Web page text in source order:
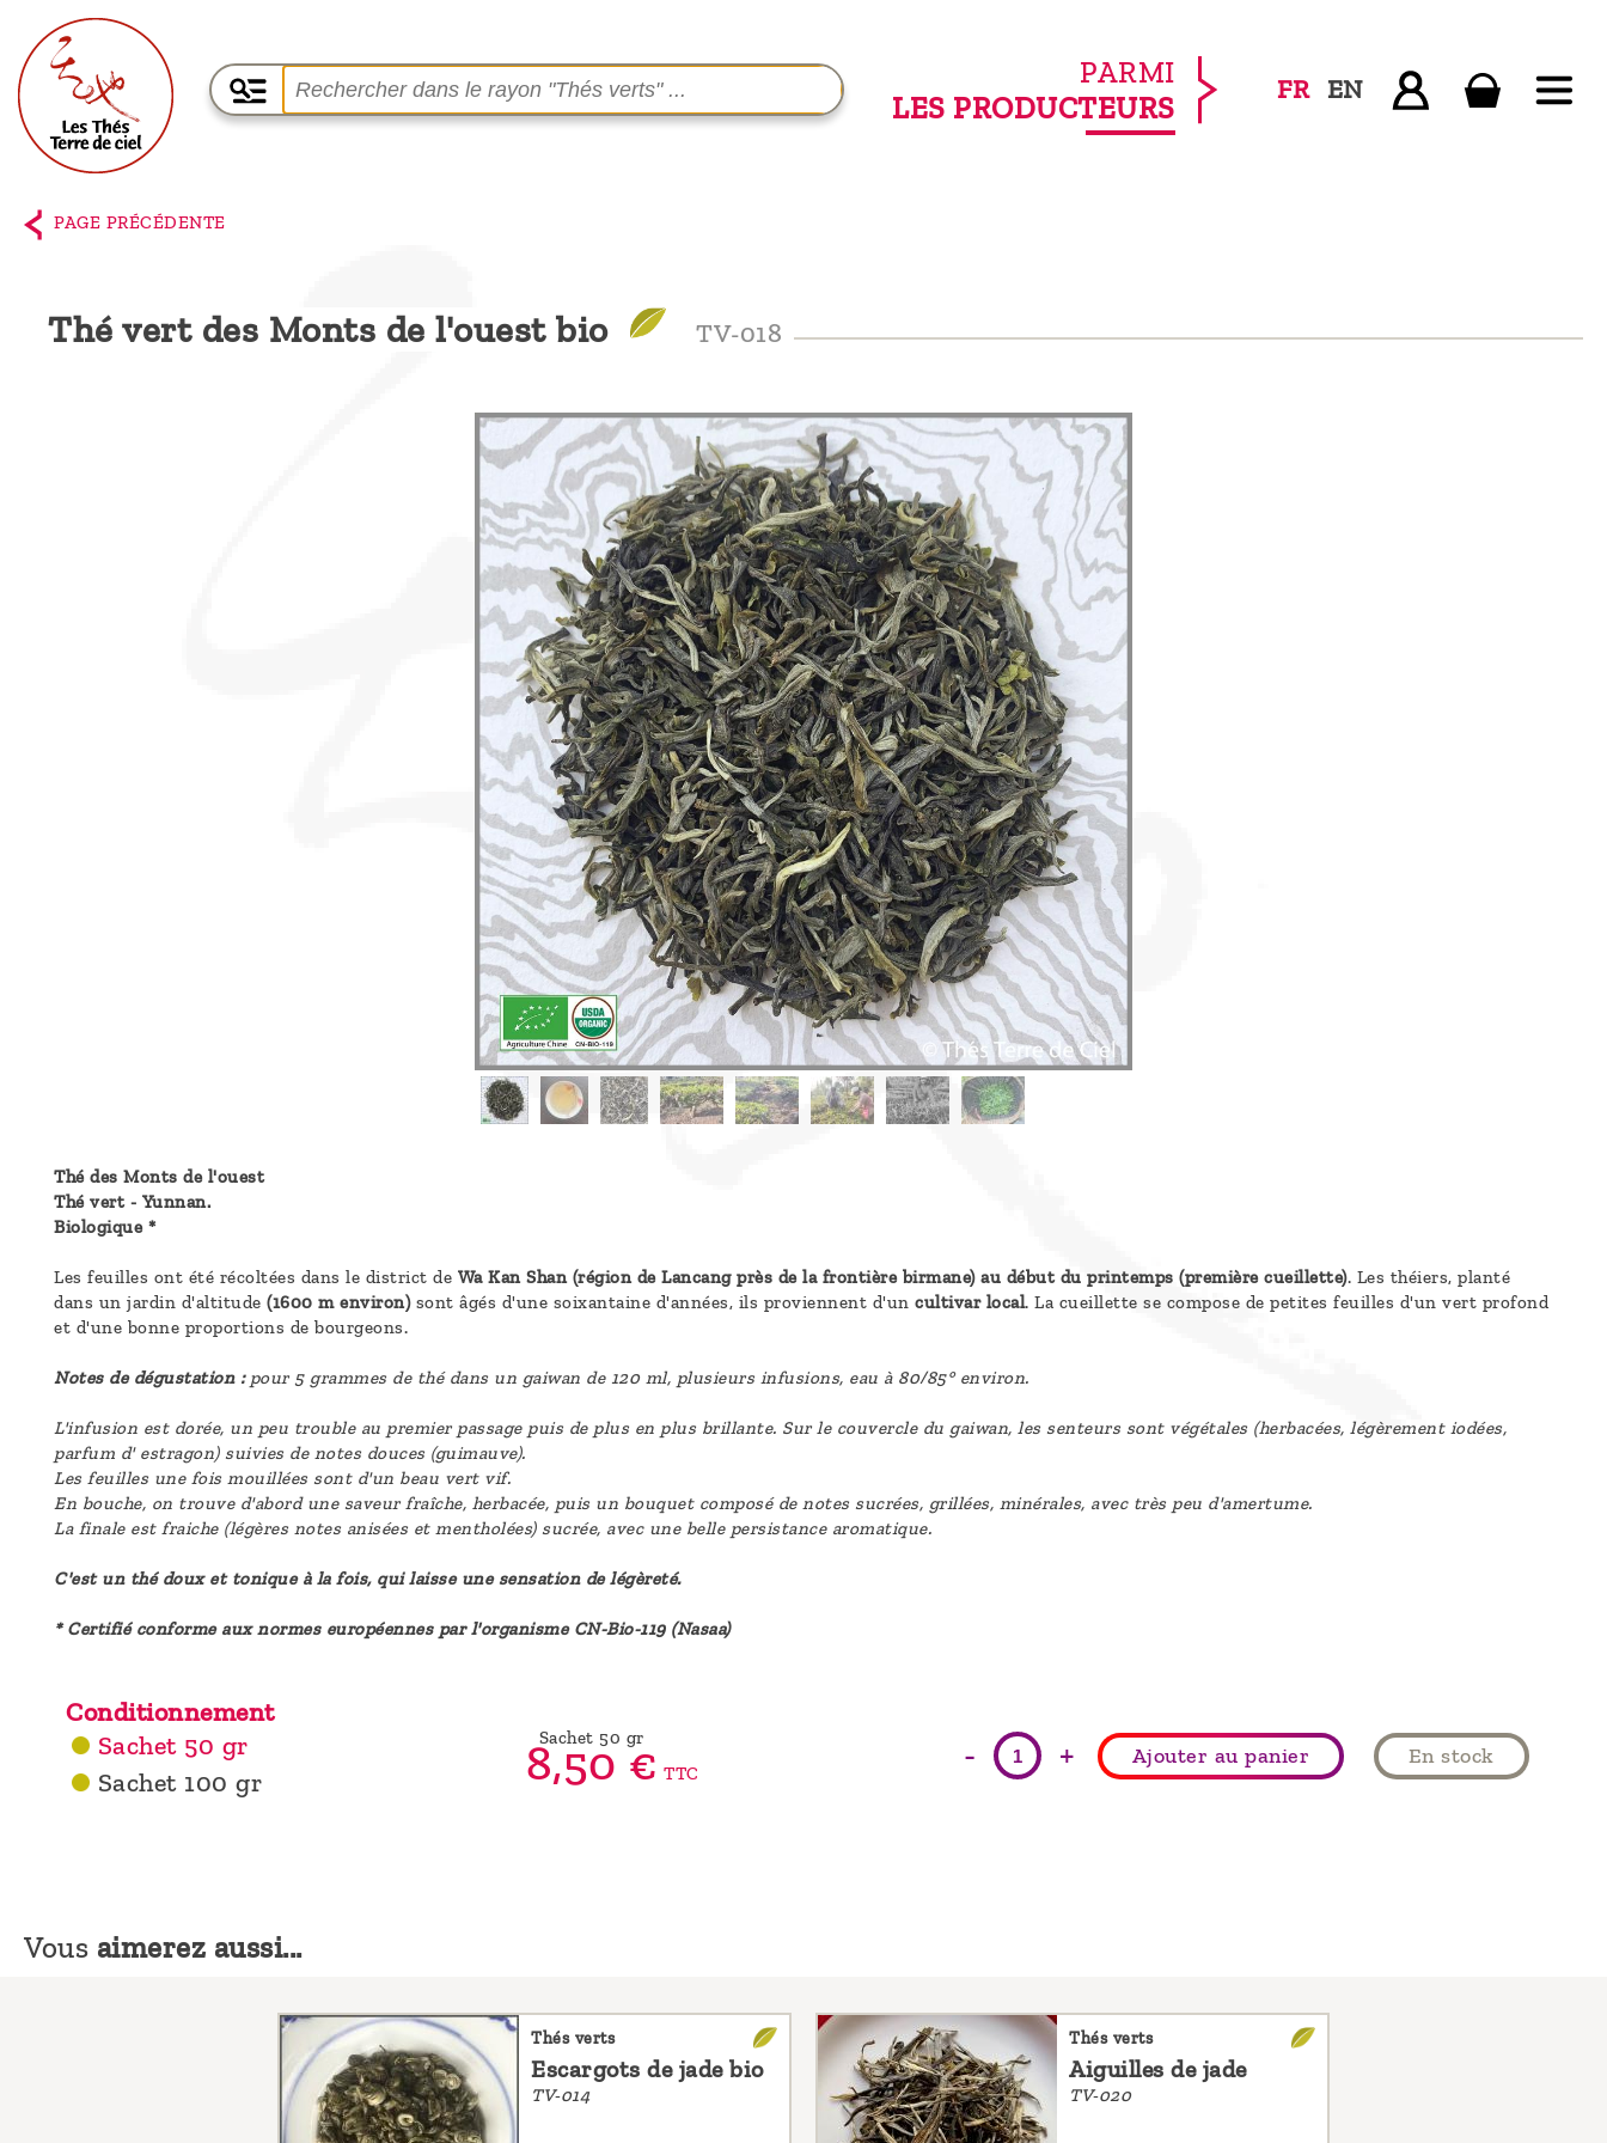
PARMI
LES PRODUCTEURS
FR EN
Accueil
La
Ciel
PAGE PRÉCÉDENTE
Thé vert des Monts de l'ouest bio TV-018
Thé des Monts de l'ouest
Thé vert - Yunnan.
Biologique *
Les feuilles ont été récoltées dans le district de Wa Kan Shan (région de Lancang près de la frontière birmane) au début du printemps (première cueillette). Les théiers, planté
dans un jardin d'altitude (1600 m environ)sont âgés d'une soixantaine d'années, ils proviennent d'un cultivar local. La cueillette se compose de petites feuilles d'un vert profond
et d'une bonne proportions de bourgeons.
Notes de dégustation : pour 5 grammes de thé dans un gaiwan de 120 ml, plusieurs infusions, eau à 80/85° environ.
L'infusion est dorée, un peu trouble au premier passage puis de plus en plus brillante. Sur le couvercle du gaiwan, les senteurs sont végétales (herbacées, légèrement iodées,
parfum d' estragon) suivies de notes douces (guimauve).
Les feuilles une fois mouillées sont d'un beau vert vif.
En bouche, on trouve d'abord une saveur fraîche, herbacée, puis un bouquet composé de notes sucrées, grillées, minérales, avec très peu d'amertume.
La finale est fraiche (légères notes anisées et mentholées) sucrée, avec une belle persistance aromatique.
C'est un thé doux et tonique à la fois, qui laisse une sensation de légèreté.
* Certifié conforme aux normes européennes par l'organisme CN-Bio-119 (Nasaa)
Conditionnement
Sachet 50 gr
Sachet 100 gr
Sachet 50 gr
8,50€ TTC - + Ajouter au panier En stock
Vous aimerez aussi...
Thés verts
Escargots de jade bio
TV-014
Thés verts
Aiguilles de jade
TV-020